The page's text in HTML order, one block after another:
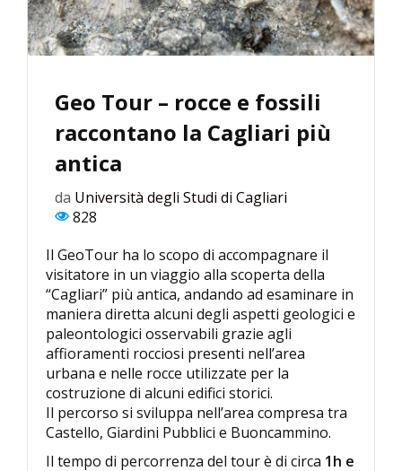
Geo Tour – rocce e fossili
raccontano la Cagliari più
antica
da Università degli Studi di Cagliari
828
Il GeoTour ha lo scopo di accompagnare il
visitatore in un viaggio alla scoperta della
“Cagliari” più antica, andando ad esaminare in
maniera diretta alcuni degli aspetti geologici e
paleontologici osservabili grazie agli
affioramenti rocciosi presenti nell’area
urbana e nelle rocce utilizzate per la
costruzione di alcuni edifici storici.
Il percorso si sviluppa nell’area compresa tra
Castello, Giardini Pubblici e Buoncammino.
Il tempo di percorrenza del tour è di circa 1h e